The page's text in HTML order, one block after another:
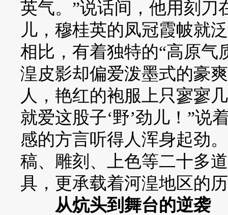
英气。”说话间，他用刻刀
儿，穆桂英的凤冠霞帔就
相比，有着独特的“高原气
湟皮影却偏爱泼墨式的豪
人，艳红的袍服上只寥寥
就爱这股子‘野’劲儿！”说
感的方言听得人浑身起劲
稿、雕刻、上色等二十多
具，更承载着河湟地区的
从炕头到舞台的逆袭